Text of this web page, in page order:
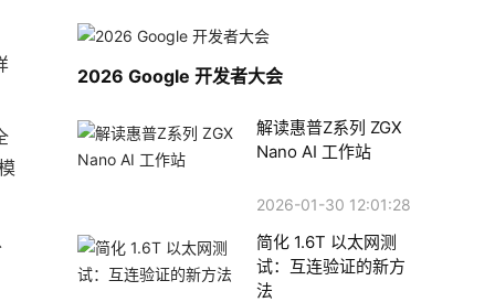
2026 Google 开发者大会
解读惠普Z系列 ZGX
Nano AI 工作站
2026-01-30 12:01:28
简化 1.6T 以太网测
试：互连验证的新方
法